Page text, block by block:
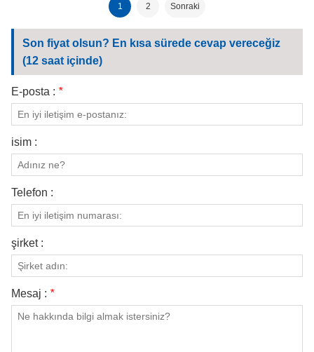
1 2 Sonraki
Son fiyat olsun? En kısa sürede cevap vereceğiz
(12 saat içinde)
E-posta : *
isim :
Telefon :
şirket :
Mesaj : *